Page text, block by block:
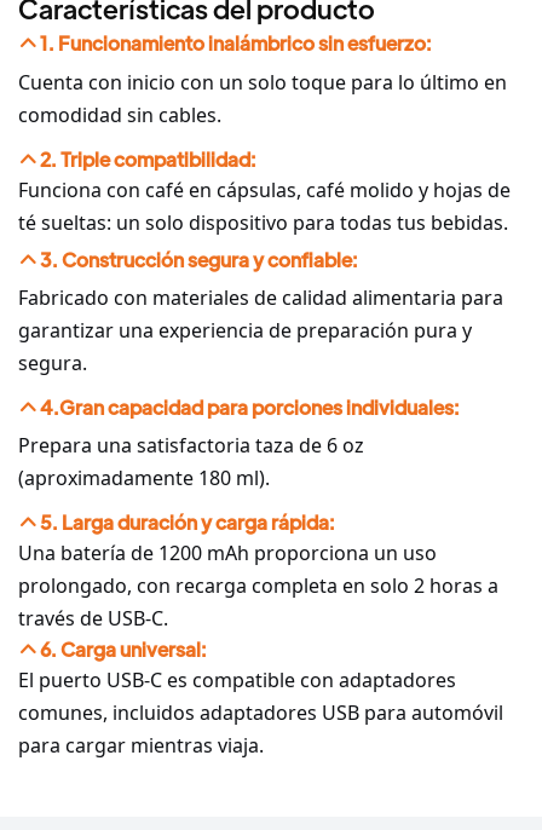
Características del producto
1. Funcionamiento inalámbrico sin esfuerzo:
Cuenta con inicio con un solo toque para lo último en
comodidad sin cables.
2. Triple compatibilidad:
Funciona con café en cápsulas, café molido y hojas de
té sueltas: un solo dispositivo para todas tus bebidas.
3. Construcción segura y confiable:
Fabricado con materiales de calidad alimentaria para
garantizar una experiencia de preparación pura y
segura.
4.Gran capacidad para porciones individuales:
Prepara una satisfactoria taza de 6 oz
(aproximadamente 180 ml).
5. Larga duración y carga rápida:
Una batería de 1200 mAh proporciona un uso
prolongado, con recarga completa en solo 2 horas a
través de USB-C.
6. Carga universal:
El puerto USB-C es compatible con adaptadores
comunes, incluidos adaptadores USB para automóvil
para cargar mientras viaja.